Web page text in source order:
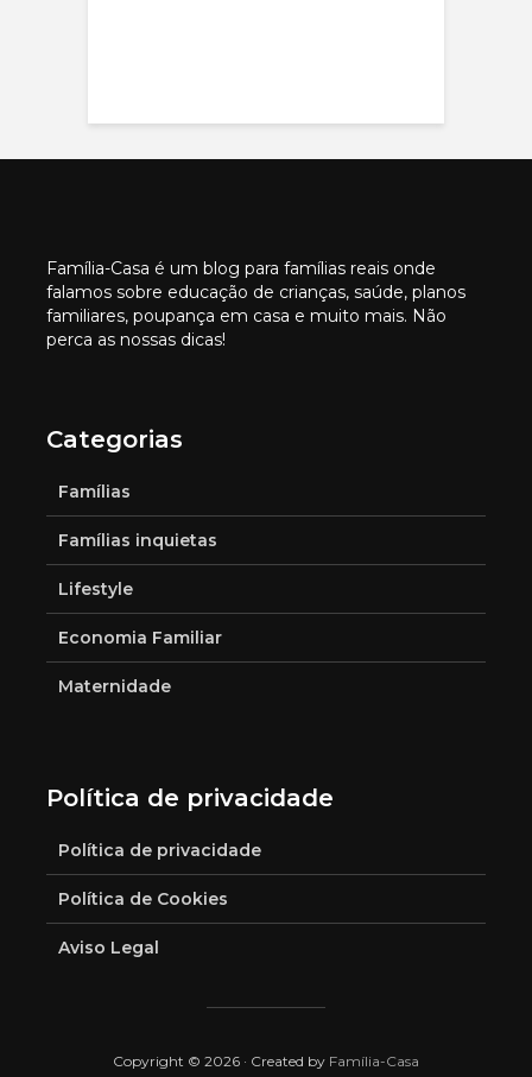
Família-Casa é um blog para famílias reais onde
falamos sobre educação de crianças, saúde, planos
familiares, poupança em casa e muito mais. Não
perca as nossas dicas!
Categorias
Famílias
Famílias inquietas
Lifestyle
Economia Familiar
Maternidade
Política de privacidade
Política de privacidade
Política de Cookies
Aviso Legal
Copyright © 2026 · Created by Família-Casa